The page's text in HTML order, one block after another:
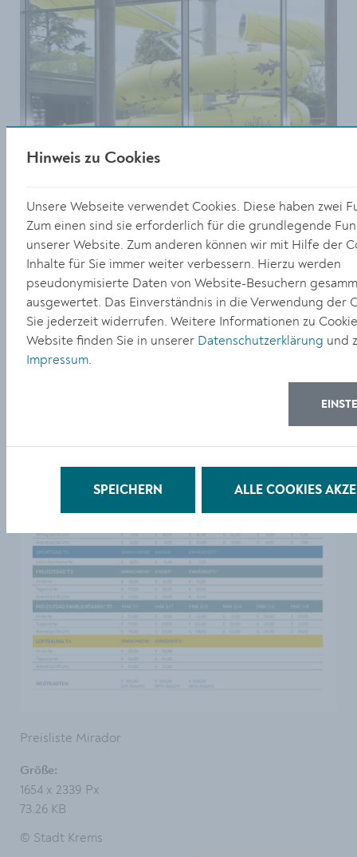
Im Sportbereich gibt es ein eigenes
Lehrschwimmbecken. Im Hintergrund ist die 72 Meter
lange Erlebnisrutsche "RUSH" zu sehen.
Größe:
4325 x 6487 Px
3.38 MB
Preisliste Mirador
Größe:
1654 x 2339 Px
73.26 KB
© Stadt Krems
Hinweis zu Cookies
Unsere Webseite verwendet Cookies. Diese haben zwei
Zum einen sind sie erforderlich für die grundlegende
unserer Website. Zum anderen können wir mit Hilfe der
Inhalte für Sie immer weiter verbessern. Hierzu werden
pseudonymisierte Daten von Website-Besuchern
ausgewertet. Das Einverständnis in die Verwendung der
Sie jederzeit widerrufen. Weitere Informationen zu
Website finden Sie in unserer Datenschutzerklärung und
Impressum.
SPEICHERN ALLE COOKIES